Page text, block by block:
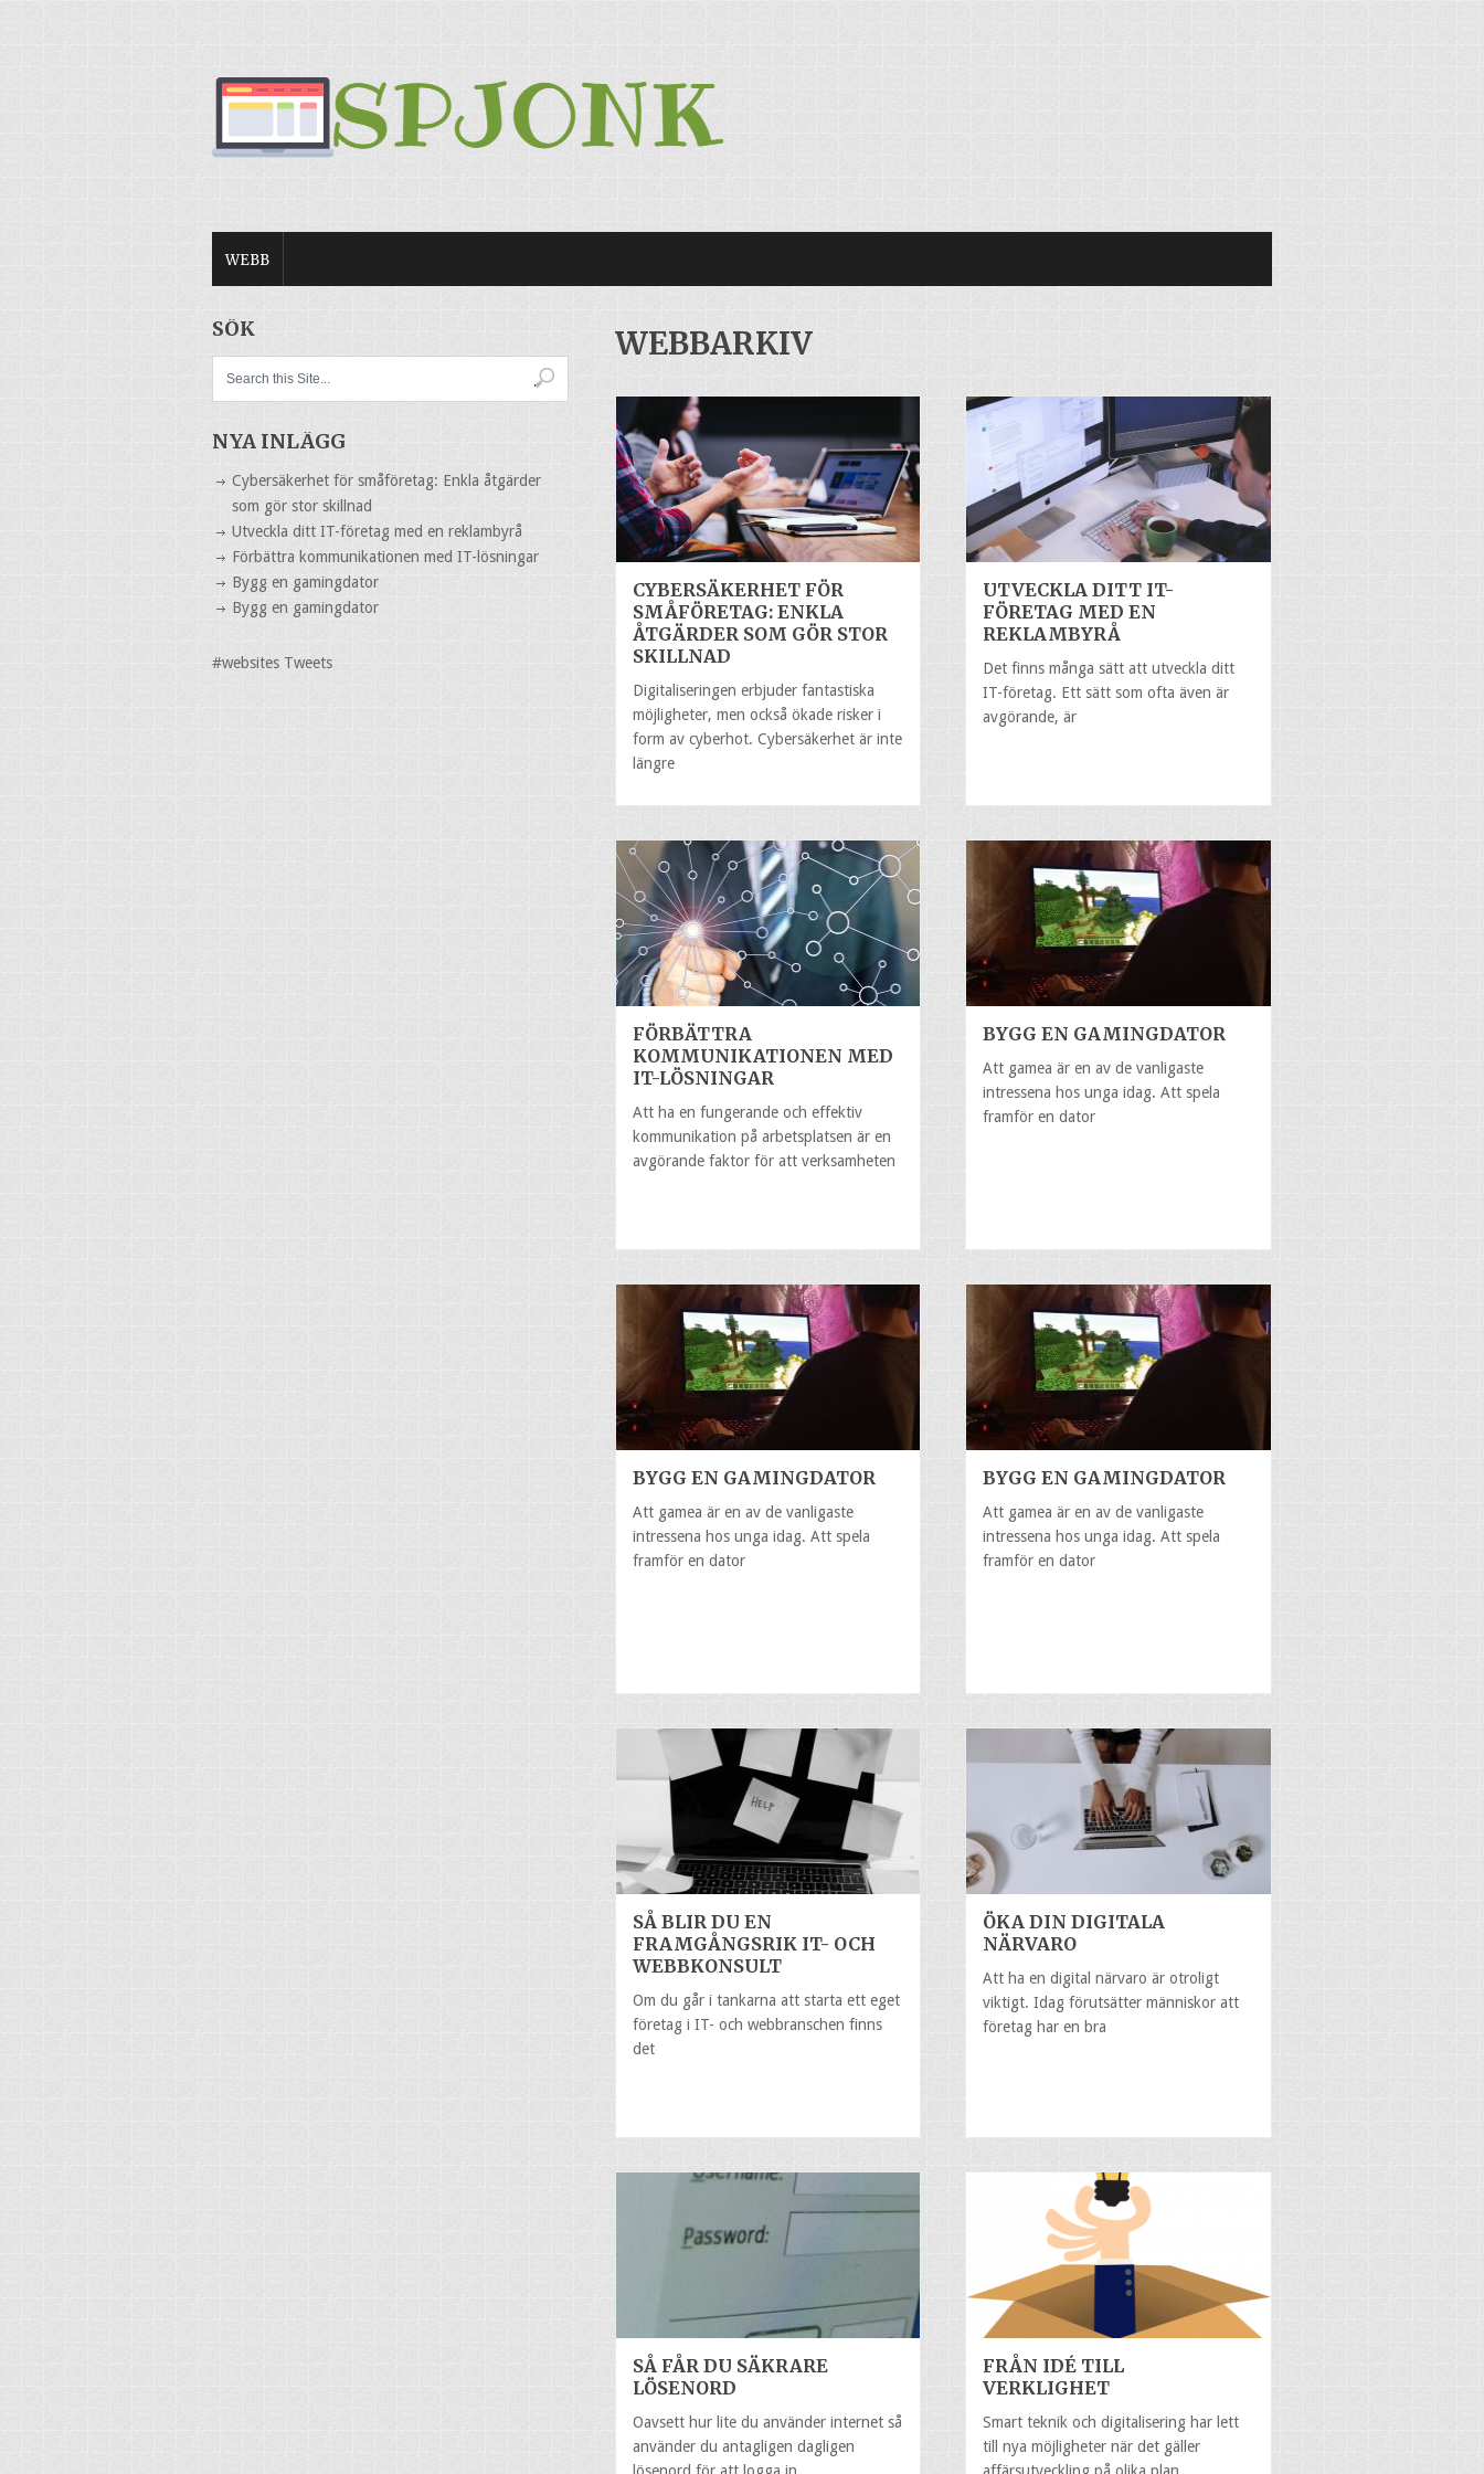
WEBB
WEBBARKIV
CYBERSÄKERHET FÖR
SMÅFÖRETAG: ENKLA
ÅTGÄRDER SOM GÖR STOR
SKILLNAD
Digitaliseringen erbjuder fantastiska
möjligheter, men också ökade risker i
form av cyberhot. Cybersäkerhet är inte
längre
UTVECKLA DITT IT-
FÖRETAG MED EN
REKLAMBYRÅ
Det finns många sätt att utveckla ditt
IT-företag. Ett sätt som ofta även är
avgörande, är
FÖRBÄTTRA
KOMMUNIKATIONEN MED
IT-LÖSNINGAR
Att ha en fungerande och effektiv
kommunikation på arbetsplatsen är en
avgörande faktor för att verksamheten
BYGG EN GAMINGDATOR
Att gamea är en av de vanligaste
intressena hos unga idag. Att spela
framför en dator
BYGG EN GAMINGDATOR
Att gamea är en av de vanligaste
intressena hos unga idag. Att spela
framför en dator
BYGG EN GAMINGDATOR
Att gamea är en av de vanligaste
intressena hos unga idag. Att spela
framför en dator
SÅ BLIR DU EN
FRAMGÅNGSRIK IT- OCH
WEBBKONSULT
Om du går i tankarna att starta ett eget
företag i IT- och webbranschen finns
det
ÖKA DIN DIGITALA
NÄRVARO
Att ha en digital närvaro är otroligt
viktigt. Idag förutsätter människor att
företag har en bra
SÅ FÅR DU SÄKRARE
LÖSENORD
Oavsett hur lite du använder internet så
använder du antagligen dagligen
FRÅN IDÉ TILL
VERKLIGHET
Smart teknik och digitalisering har lett
till nya möjligheter när det gäller
SÖK
NYA INLÄGG
Cybersäkerhet för småföretag: Enkla åtgärder
som gör stor skillnad
Utveckla ditt IT-företag med en reklambyrå
Förbättra kommunikationen med IT-lösningar
Bygg en gamingdator
Bygg en gamingdator
#websites Tweets